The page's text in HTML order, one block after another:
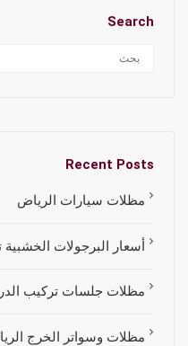
Search
Recent Posts
مظلات سيارات الرياض
أسعار البرجولات
مظلات جلسات تركيب
مظلات وسواتر الخرج الرياض